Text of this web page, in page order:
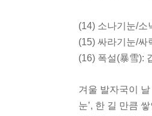
(14) 소나기눈/소
(15) 싸라기눈/싸
(16) 폭설(暴雪):
겨울 발자국이 날
눈’, 한 길 만큼